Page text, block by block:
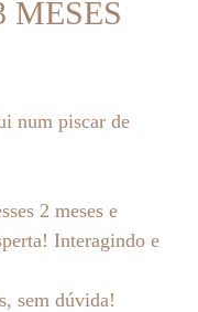
MESES
num piscar de
2 meses e
Interagindo e
sem dúvida!